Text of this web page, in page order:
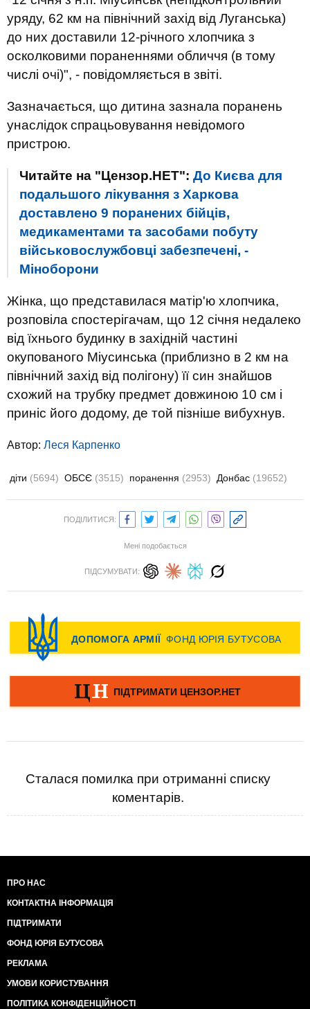
уряду, 62 км на північний захід від Луганська)
до них доставили 12-річного хлопчика з
осколковими пораненнями обличчя (в тому
числі очі)", - повідомляється в звіті.
Зазначається, що дитина зазнала поранень
унаслідок спрацьовування невідомого
пристрою.
Читайте на "Цензор.НЕТ": До Києва для
подальшого лікування з Харкова
доставлено 9 поранених бійців,
медикаментами та засобами побуту
військовослужбовці забезпечені, -
Міноборони
Жінка, що представилася матір'ю хлопчика,
розповіла спостерігачам, що 12 січня недалеко
від їхнього будинку в західній частині
окупованого Міусинська (приблизно в 2 км на
північний захід від полігону) її син знайшов
схожий на трубку предмет довжиною 10 см і
приніс його додому, де той пізніше вибухнув.
Автор: Леся Карпенко
діти (5694) ОБСЄ (3515) поранення (2953) Донбас (19652)
ПОДІЛИТИСЯ:
Мені подобається
ПІДСУМУВАТИ:
Сталася помилка при отриманні списку
коментарів.
ПРО НАС
КОНТАКТНА ІНФОРМАЦІЯ
ПІДТРИМАТИ
ФОНД ЮРІЯ БУТУСОВА
РЕКЛАМА
УМОВИ КОРИСТУВАННЯ
ПОЛІТИКА КОНФІДЕНЦІЙНОСТІ